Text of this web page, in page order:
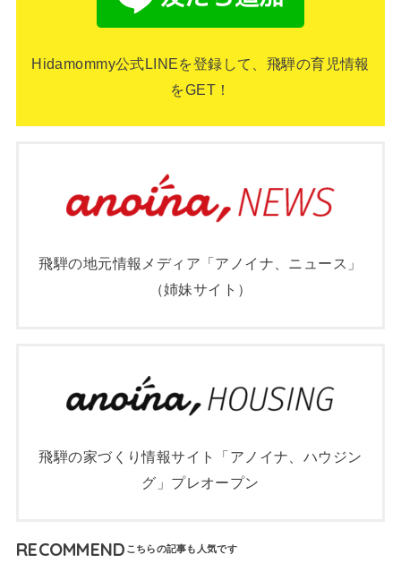
Hidamommy公式LINEを登録して、飛騨の育児情報
をGET！
飛騨の地元情報メディア「アノイナ、ニュース」
（姉妹サイト）
飛騨の家づくり情報サイト「アノイナ、ハウジン
グ」プレオープン
RECOMMEND